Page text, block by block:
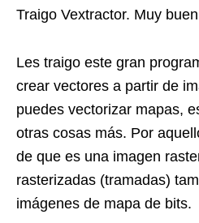
Traigo Vextractor. Muy
Les traigo este gran
crear vectores a partir de
puedes vectorizar mapas,
otras cosas más. Por
de que es una imagen
rasterizadas (tramadas)
imágenes de mapa de bits.